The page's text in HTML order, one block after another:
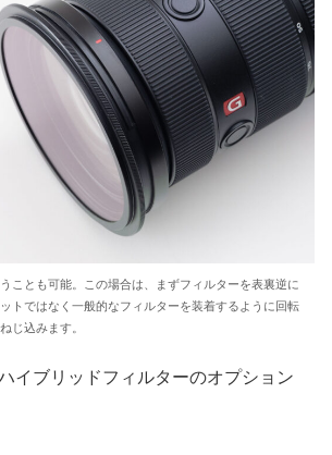
ことも可能。この場合は、まずフィルターを表裏逆に
トではなく一般的なフィルターを装着するように回転
じ込みます。
イブリッドフィルターのオプション